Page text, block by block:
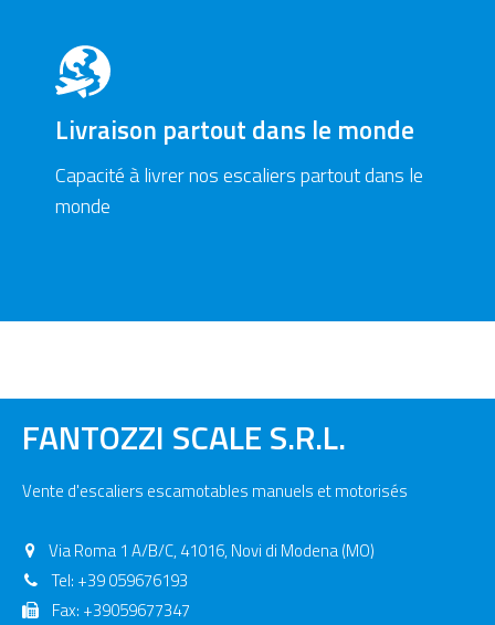
Livraison partout dans le monde
Capacité à livrer nos escaliers partout dans le
monde
FANTOZZI SCALE S.R.L.
Vente d'escaliers escamotables manuels et motorisés
Via Roma 1 A/B/C, 41016, Novi di Modena (MO)
Tel: +39 059676193
Fax: +39059677347